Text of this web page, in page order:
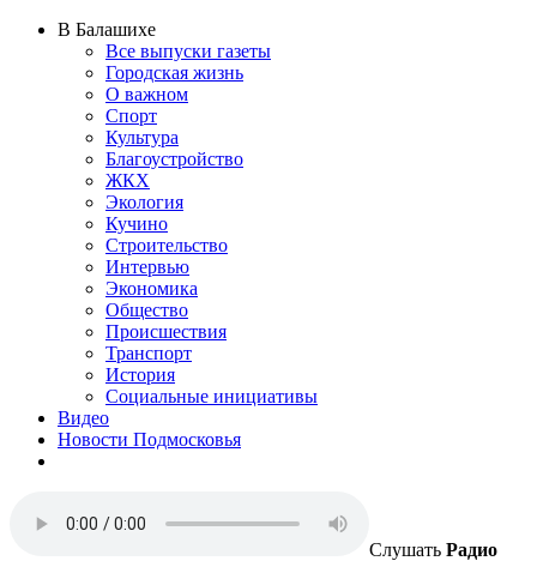
В Балашихе
Все выпуски газеты
Городская жизнь
О важном
Спорт
Культура
Благоустройство
ЖКХ
Экология
Кучино
Строительство
Интервью
Экономика
Общество
Происшествия
Транспорт
История
Социальные инициативы
Видео
Новости Подмосковья
Слушать Радио